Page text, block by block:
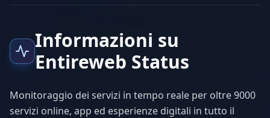
Informazioni su
Entireweb Status
Monitoraggio dei servizi in tempo reale per oltre 9000
servizi online, app ed esperienze digitali in tutto il